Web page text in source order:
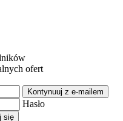
ofert
Kontynuuj z e-mailem
Hasło
się